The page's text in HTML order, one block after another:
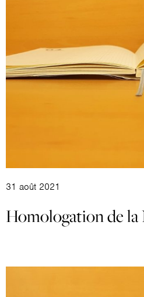
31 août 2021
Homologation de la